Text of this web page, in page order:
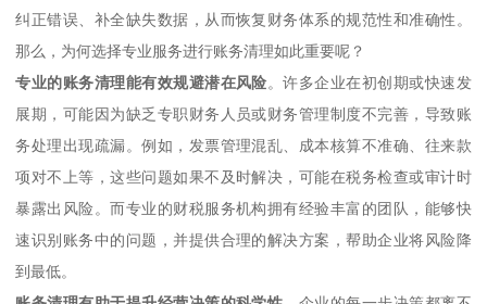
纠正错误、补全缺失数据，从而恢复财务体系的规范性和准确性。
那么，为何选择专业服务进行账务清理如此重要呢？
专业的账务清理能有效规避潜在风险。许多企业在初创期或快速发
展期，可能因为缺乏专职财务人员或财务管理制度不完善，导致账
务处理出现疏漏。例如，发票管理混乱、成本核算不准确、往来款
项对不上等，这些问题如果不及时解决，可能在税务检查或审计时
暴露出风险。而专业的财税服务机构拥有经验丰富的团队，能够快
速识别账务中的问题，并提供合理的解决方案，帮助企业将风险降
到最低。